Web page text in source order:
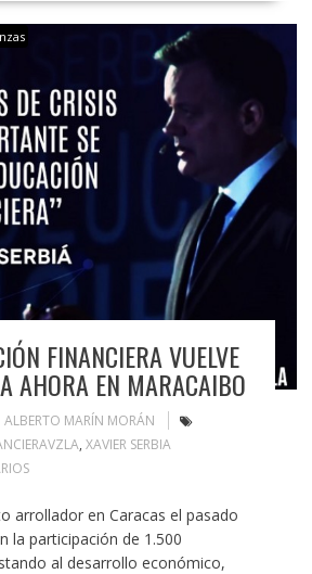
FINANCIERA VUELVE
AHORA EN MARACAIBO
ALBERTO MARÍN MORÁN
, XAVIER SERBIA
arrollador en Caracas el pasado
la participación de 1.500
al desarrollo económico,